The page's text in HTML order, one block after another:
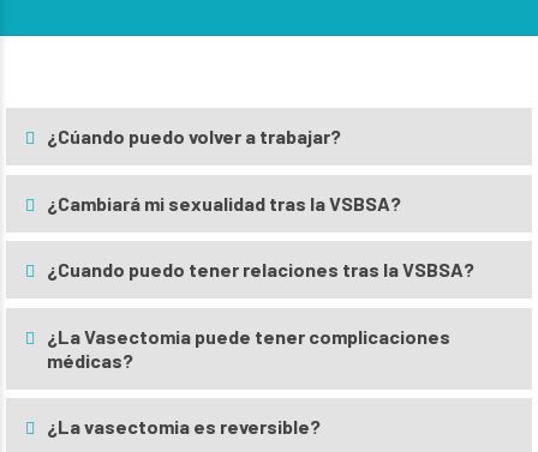
¿Cúando puedo volver a trabajar?
¿Cambiará mi sexualidad tras la VSBSA?
¿Cuando puedo tener relaciones tras la VSBSA?
¿La Vasectomia puede tener complicaciones
médicas?
¿La vasectomia es reversible?